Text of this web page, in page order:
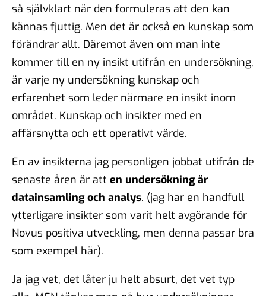
så självklart när den formuleras att den kan
kännas fjuttig. Men det är också en kunskap som
förändrar allt. Däremot även om man inte
kommer till en ny insikt utifrån en undersökning,
är varje ny undersökning kunskap och
erfarenhet som leder närmare en insikt inom
området. Kunskap och insikter med en
affärsnytta och ett operativt värde.
En av insikterna jag personligen jobbat utifrån de
senaste åren är att en undersökning är
datainsamling och analys. (jag har en handfull
ytterligare insikter som varit helt avgörande för
Novus positiva utveckling, men denna passar bra
som exempel här).
Ja jag vet, det låter ju helt absurt, det vet typ